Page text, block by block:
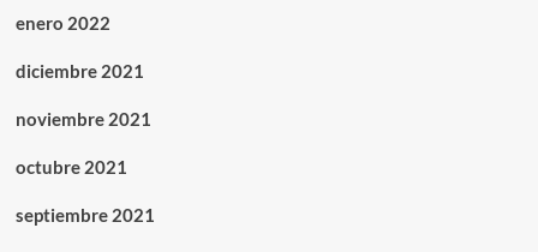
enero 2022
diciembre 2021
noviembre 2021
octubre 2021
septiembre 2021